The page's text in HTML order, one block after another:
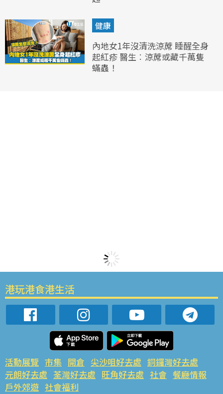
健康
內地女1年沒清洗涼蓆 睡醒全身
起紅疹 醫生︰涼蓆或藏千萬隻
蟎蟲！
港玩港食港生活
活動展覽 市集 開倉 尖沙咀好去處 銅鑼灣好去處
元朗好去處 荃灣好去處 旺角好去處 社會 餐廳情報
戶外郊遊 社會福利